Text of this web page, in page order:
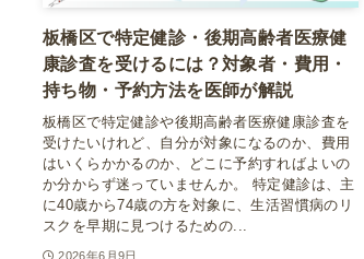
板橋区で特定健診・後期高齢者医療健
康診査を受けるには？対象者・費用・
持ち物・予約方法を医師が解説
板橋区で特定健診や後期高齢者医療健康診査を
受けたいけれど、自分が対象になるのか、費用
はいくらかかるのか、どこに予約すればよいの
か分からず迷っていませんか。 特定健診は、主
に40歳から74歳の方を対象に、生活習慣病のリ
スクを早期に見つけるための...
2026年6月9日